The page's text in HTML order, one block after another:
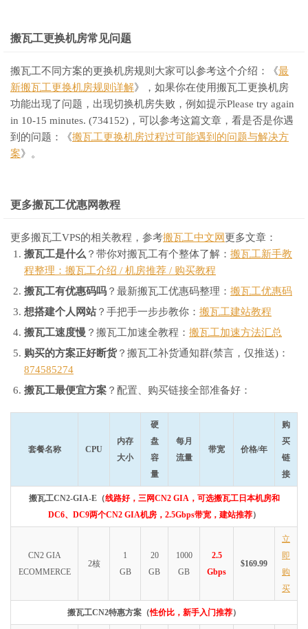
搬瓦工更换机房常见问题
搬瓦工不同方案的更换机房规则大家可以参考这个介绍：《最
新搬瓦工更换机房规则详解》，如果你在使用搬瓦工更换机房
功能出现了问题，出现切换机房失败，例如提示Please try again
in 10-15 minutes. (734152)，可以参考这篇文章，看是否是你遇
到的问题：《搬瓦工更换机房过程过可能遇到的问题与解决方
案》。
更多搬瓦工优惠网教程
更多搬瓦工VPS的相关教程，参考搬瓦工中文网 更多文章：
搬瓦工是什么 ？带你对搬瓦工有个整体了解： 搬瓦工新手教
程整理：搬瓦工介绍 / 机房推荐 / 购买教程
搬瓦工有优惠码吗 ？最新搬瓦工优惠码整理： 搬瓦工优惠码
想搭建个人网站？手把手一步步教你： 搬瓦工建站教程
搬瓦工速度慢 ？搬瓦工加速全教程： 搬瓦工加速方法汇总
购买的方案正好断货？搬瓦工补货通知群(禁言，仅推送)：
874585274
搬瓦工最便宜方案 ？配置、购买链接全部准备好：
套餐名称 CPU
内存
大小
硬
盘
容
量
每月
流量
带宽 价格/年
购
买
链
接
搬瓦工CN2-GIA-E（线路好，三网CN2 GIA，可选搬瓦工日本机房和
DC6、DC9两个CN2 GIA机房，2.5Gbps带宽，建站推荐）
CN2 GIA
ECOMMERCE
2核
1
GB
20
GB
1000
GB
2.5
Gbps
$169.99
立
即
购
买
搬瓦工CN2特惠方案（性价比，新手入门推荐）